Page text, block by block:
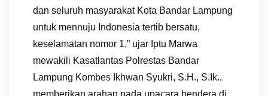
dan seluruh masyarakat Kota Bandar Lampung
untuk mennuju Indonesia tertib bersatu,
keselamatan nomor 1,” ujar Iptu Marwa
mewakili Kasatlantas Polrestas Bandar
Lampung Kombes Ikhwan Syukri, S.H., S.Ik.,